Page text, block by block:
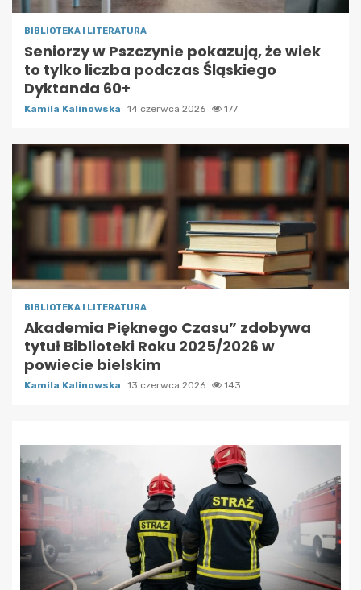
BIBLIOTEKA I LITERATURA
Seniorzy w Pszczynie pokazują, że wiek
to tylko liczba podczas Śląskiego
Dyktanda 60+
Kamila Kalinowska 14 czerwca 2026 177
BIBLIOTEKA I LITERATURA
Akademia Pięknego Czasu” zdobywa
tytuł Biblioteki Roku 2025/2026 w
powiecie bielskim
Kamila Kalinowska 13 czerwca 2026 143